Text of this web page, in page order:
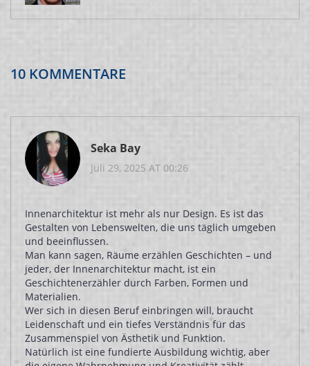
10 KOMMENTARE
Seka Bay
Juli 29, 2025 AT 00:26
Innenarchitektur ist mehr als nur Design. Es ist das
Gestalten von Lebenswelten, die uns täglich umgeben
und beeinflussen.
Man kann sagen, Räume erzählen Geschichten – und
jeder, der Innenarchitektur macht, ist ein
Geschichtenerzähler durch Farben, Formen und
Materialien.
Wer sich in diesen Beruf einbringen will, braucht
Leidenschaft und ein tiefes Verständnis für das
Zusammenspiel von Ästhetik und Funktion.
Natürlich ist eine fundierte Ausbildung wichtig, aber